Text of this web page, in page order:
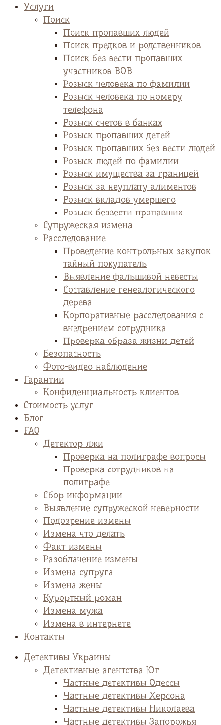
Услуги
Поиск
Поиск пропавших людей
Поиск предков и родственников
Поиск без вести пропавших
участников ВОВ
Розыск человека по фамилии
Розыск человека по номеру
телефона
Розыск счетов в банках
Розыск пропавших детей
Розыск пропавших без вести людей
Розыск людей по фамилии
Розыск имущества за границей
Розыск за неуплату алиментов
Розыск вкладов умершего
Розыск безвести пропавших
Супружеская измена
Расследование
Проведение контрольных закупок
тайный покупатель
Выявление фальшивой невесты
Cоставление генеалогического
дерева
Корпоративные расследования с
внедрением сотрудника
Проверка образа жизни детей
Безопасность
Фото-видео наблюдение
Гарантии
Конфиденциальность клиентов
Стоимость услуг
Блог
FAQ
Детектор лжи
Проверка на полиграфе вопросы
Проверка сотрудников на
полиграфе
Сбор информации
Выявление супружеской неверности
Подозрение измены
Измена что делать
Факт измены
Разоблачение измены
Измена супруга
Измена жены
Курортный роман
Измена мужа
Измена в интернете
Контакты
Детективы Украины
Детективные агентства Юг
Частные детективы Одессы
Частные детективы Херсона
Частные детективы Николаева
Частные детективы Запорожья